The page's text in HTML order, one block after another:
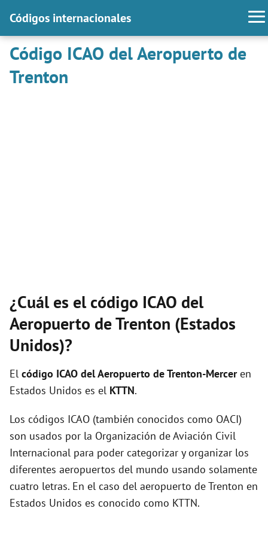
Códigos internacionales
Código ICAO del Aeropuerto de
Trenton
¿Cuál es el código ICAO del
Aeropuerto de Trenton (Estados
Unidos)?
El código ICAO delAeropuerto de Trenton-Merceren
Estados Unidos es el KTTN.
Los códigos ICAO (también conocidos como OACI)
son usados por la Organización de Aviación Civil
Internacional para poder categorizar y organizar los
diferentes aeropuertos del mundo usando solamente
cuatro letras. En el caso del aeropuerto de Trenton en
Estados Unidos es conocido como KTTN.